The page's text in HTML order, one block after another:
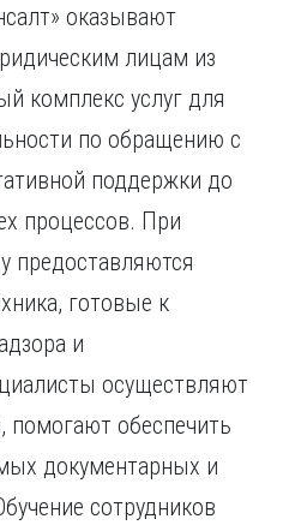
оказывают
лицам из
комплекс услуг для
по обращению с
поддержки до
процессов. При
предоставляются
готовые к
и
осуществляют
помогают обеспечить
документарных и
сотрудников